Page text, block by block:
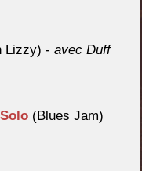
Lizzy) - avec Duff
(Blues Jam)